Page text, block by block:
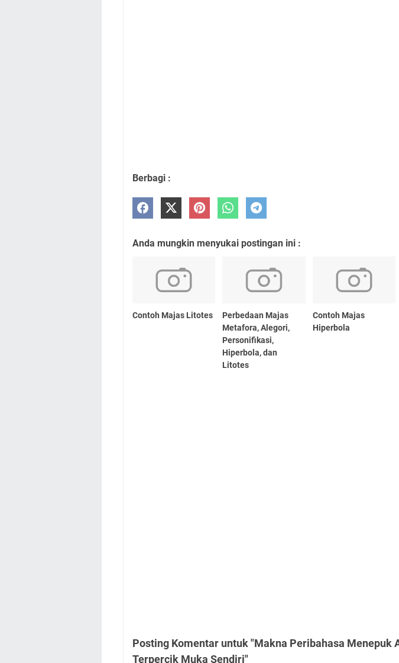
Berbagi :
Anda mungkin menyukai postingan ini :
Contoh Majas Litotes
Perbedaan Majas
Metafora, Alegori,
Personifikasi,
Hiperbola, dan
Litotes
Contoh Majas
Hiperbola
Posting Komentar untuk "Makna Peribahasa Menepuk
Terpercik Muka Sendiri"